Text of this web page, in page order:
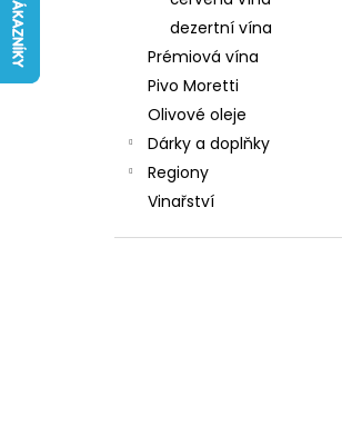
dezertní vína
Prémiová vína
Pivo Moretti
Olivové oleje
Dárky a doplňky
Regiony
Vinařství
242 Kč